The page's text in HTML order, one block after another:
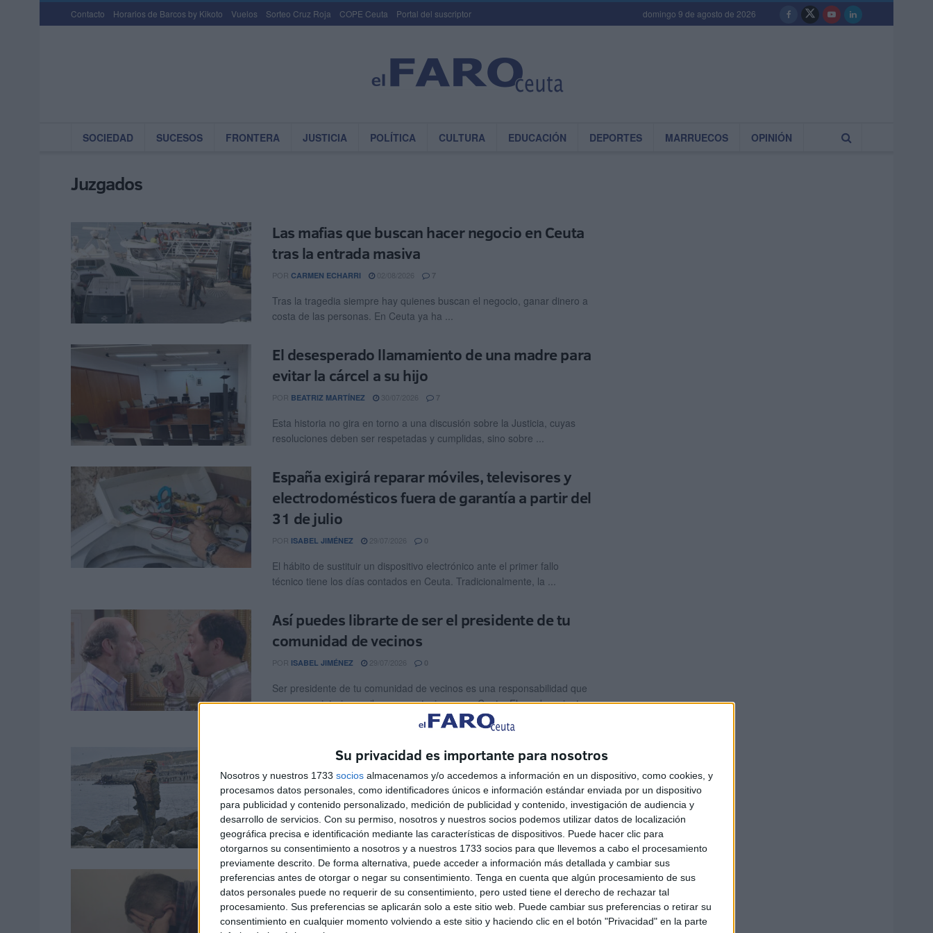
Su privacidad es importante para nosotros
Nosotros y nuestros 1733 socios almacenamos y/o accedemos a información en un dispositivo, como cookies, y
procesamos datos personales, como identificadores únicos e información estándar enviada por un dispositivo
para publicidad y contenido personalizado, medición de publicidad y contenido, investigación de audiencia y
desarrollo de servicios. Con su permiso, nosotros y nuestros socios podemos utilizar datos de localización
geográfica precisa e identificación mediante las características de dispositivos. Puede hacer clic para
otorgarnos su consentimiento a nosotros y a nuestros 1733 socios para que llevemos a cabo el procesamiento
previamente descrito. De forma alternativa, puede acceder a información más detallada y cambiar sus
preferencias antes de otorgar o negar su consentimiento. Tenga en cuenta que algún procesamiento de sus
datos personales puede no requerir de su consentimiento, pero usted tiene el derecho de rechazar tal
procesamiento. Sus preferencias se aplicarán solo a este sitio web. Puede cambiar sus preferencias o retirar su
consentimiento en cualquier momento volviendo a este sitio y haciendo clic en el botón "Privacidad" en la parte
Contacto Horarios de Barcos by Kikoto Vuelos Sorteo Cruz Roja COPE Ceuta Portal del suscriptor domingo 9 de agosto de 2026
SOCIEDAD SUCESOS FRONTERA JUSTICIA POLÍTICA CULTURA EDUCACIÓN DEPORTES MARRUECOS OPINIÓN
Juzgados
Las mafias que buscan hacer negocio en Ceuta
tras la entrada masiva
POR CARMEN ECHARRI 7
Tras la tragedia siempre hay quienes buscan el negocio, ganar dinero a
costa de las personas. En Ceuta ya ha ...
El desesperado llamamiento de una madre para
evitar la cárcel a su hijo
POR BEATRIZ MARTÍNEZ 30/07/2026 7
Esta historia no gira en torno a una discusión sobre la Justicia, cuyas
resoluciones deben ser respetadas y cumplidas, sino sobre ...
España exigirá reparar móviles, televisores y
electrodomésticos fuera de garantía a partir del
31 de julio
POR ISABEL JIMÉNEZ 29/07/2026 0
El hábito de sustituir un dispositivo electrónico ante el primer fallo
técnico tiene los días contados en Ceuta. Tradicionalmente, la ...
Así puedes librarte de ser el presidente de tu
comunidad de vecinos
POR ISABEL JIMÉNEZ 29/07/2026 0
Ser presidente de tu comunidad de vecinos es una responsabilidad que
pocos propietarios reciben con entusiasmo en Ceuta. El nombramiento
Si eres militar y pides reducción de jornada, la
indemnización por residencia es intocable
POR ISABEL JIMÉNEZ 29/07/2026
Para cualquier militar destinado en Ceuta y Melilla, la indemnización por
residencia constituye un elemento esencial de su nómina. Este ...
Las claves de la condena al exprofesor del 'San
Agustín', que entrará en prisión
POR CARMEN ECHARRI 25/07/2026 0